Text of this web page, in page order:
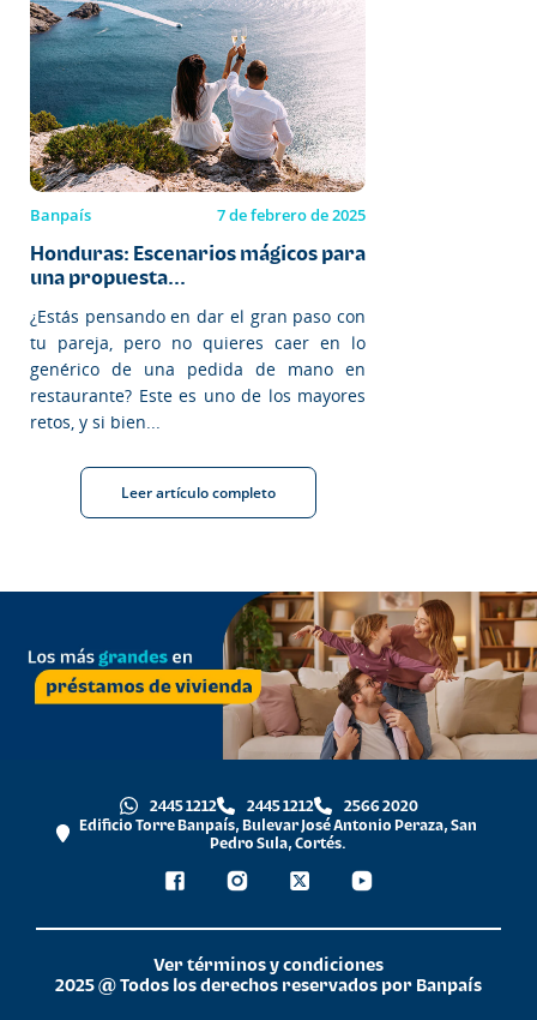
Banpaís 7 de febrero de 2025
Honduras: Escenarios mágicos para
una propuesta...
¿Estás pensando en dar el gran paso con
tu pareja, pero no quieres caer en lo
genérico de una pedida de mano en
restaurante? Este es uno de los mayores
retos, y si bien...
Leer artículo completo
2445 1212 2445 1212
2566 2020
Edificio Torre Banpaís, Bulevar José Antonio Peraza, San
Pedro Sula, Cortés.
Ver términos y condiciones
2025 @ Todos los derechos reservados por Banpaís